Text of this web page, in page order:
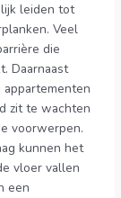
leiden tot
Veel
die
Daarnaast
zit te wachten
voorwerpen.
kunnen het
vloer vallen
een